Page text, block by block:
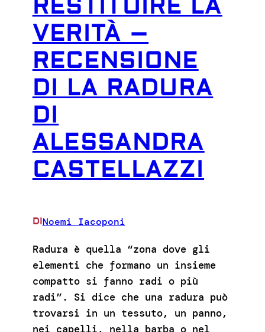
RESTITUIRE LA
VERITÀ –
RECENSIONE
DI LA RADURA
DI
ALESSANDRA
CASTELLAZZI
DINoemi Iacoponi
Radura è quella “zona dove gli
elementi che formano un insieme
compatto si fanno radi o più
radi”. Si dice che una radura può
trovarsi in un tessuto, un panno,
nei capelli, nella barba o nel